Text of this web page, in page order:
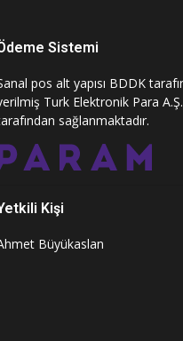
Sistemi
pos alt yapısı BDDK
Turk Elektronik Para
sağlanmaktadır.
Kişi
Büyükaslan